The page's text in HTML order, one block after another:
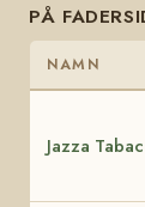
PÅ
NAMN
Jazza Tabac